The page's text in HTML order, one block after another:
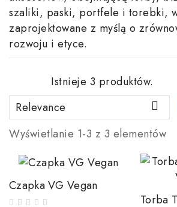
szaliki, paski, portfele i torebki,
zaprojektowane z myślą o
rozwoju i etyce.
Istnieje 3 produktów.
Relevance

Wyświetlanie 1-3 z 3 elementów
Czapka VG Vegan
Torba